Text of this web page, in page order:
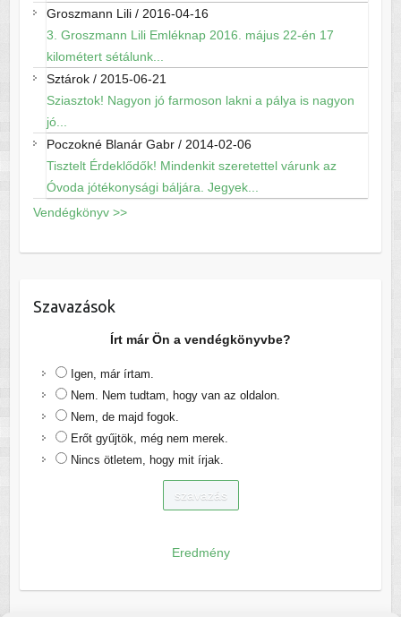
Groszmann Lili/ 2016-04-16
3. Groszmann Lili Emléknap 2016. május 22-én 17
kilométert sétálunk...
Sztárok/ 2015-06-21
Sziasztok! Nagyon jó farmoson lakni a pálya is nagyon
jó...
Poczokné Blanár Gabr/ 2014-02-06
Tisztelt Érdeklődők! Mindenkit szeretettel várunk az
Óvoda jótékonysági báljára. Jegyek...
Vendégkönyv >>
Szavazások
Írt már Ön a vendégkönyvbe?
Igen, már írtam.
Nem. Nem tudtam, hogy van az oldalon.
Nem, de majd fogok.
Erőt gyűjtök, még nem merek.
Nincs ötletem, hogy mit írjak.
Eredmény